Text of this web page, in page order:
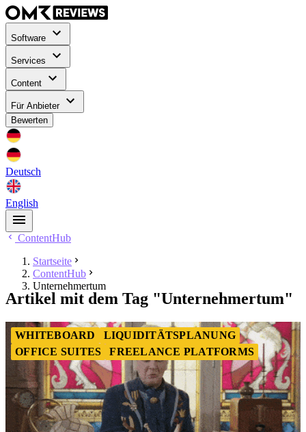
Software
Services
Content
Für Anbieter
Bewerten
Deutsch
English
ContentHub
Startseite
ContentHub
Unternehmertum
Artikel mit dem Tag "Unternehmertum"
WHITEBOARD
LIQUIDITÄTSPLANUNG
OFFICE SUITES
FREELANCE PLATFORMS